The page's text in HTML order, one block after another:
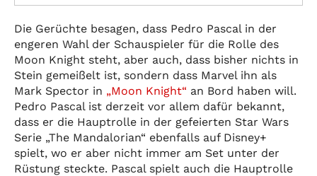
Die Gerüchte besagen, dass Pedro Pascal in der
engeren Wahl der Schauspieler für die Rolle des
Moon Knight steht, aber auch, dass bisher nichts in
Stein gemeißelt ist, sondern dass Marvel ihn als
Mark Spector in „Moon Knight“ an Bord haben will.
Pedro Pascal ist derzeit vor allem dafür bekannt,
dass er die Hauptrolle in der gefeierten Star Wars
Serie „The Mandalorian“ ebenfalls auf Disney+
spielt, wo er aber nicht immer am Set unter der
Rüstung steckte. Pascal spielt auch die Hauptrolle